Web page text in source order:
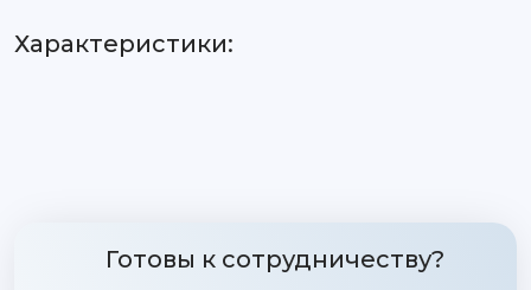
Характеристики:
Готовы к сотрудничеству?